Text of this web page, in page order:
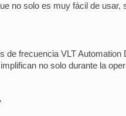
no solo es muy fácil de usar,
de frecuencia VLT Automation
no solo durante la